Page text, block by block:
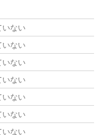
いない
いない
いない
いない
いない
いない
いない